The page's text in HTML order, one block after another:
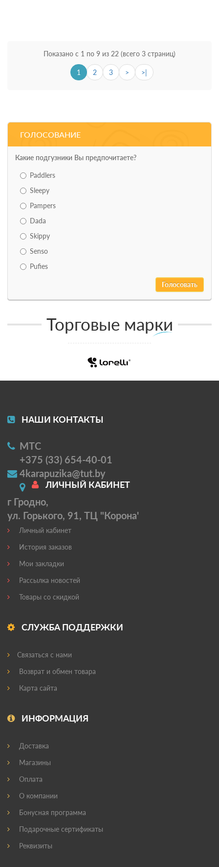
Показано с 1 по 9 из 22 (всего 3 страниц)
1 2 3 > >|
ГОЛОСОВАНИЕ
Какие подгузники Вы предпочитаете?
Paddlers
Sleepy
Pampers
Dada
Skippy
Senso
Pufies
Торговые марки
НАШИ КОНТАКТЫ
МТС
+375 (33) 654-40-01
4karapuzika@tut.by
г Гродно,
ул. Горького, 91, ТЦ "Корона'
ЛИЧНЫЙ КАБИНЕТ
Личный кабинет
История заказов
Мои закладки
Рассылка новостей
Товары со скидкой
СЛУЖБА ПОДДЕРЖКИ
Связаться с нами
Возврат и обмен товара
Карта сайта
ИНФОРМАЦИЯ
Доставка
Магазины
Оплата
О компании
Бонусная программа
Подарочные сертификаты
Реквизиты